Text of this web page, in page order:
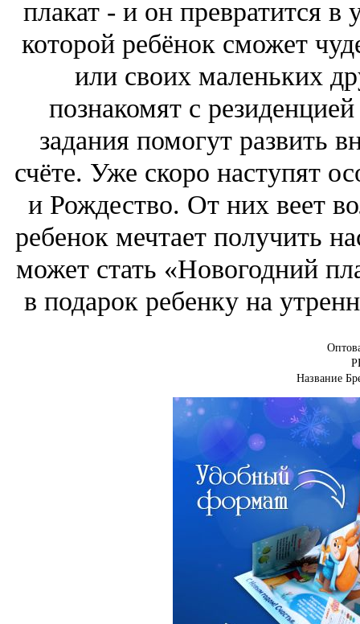
плакат - и он превратится в
которой ребёнок сможет
или своих маленьких
познакомят с
задания помогут развить
счёте. Уже скоро наступят
и Рождество. От них веет
ребенок мечтает получить
может стать «Новогодний
в подарок ребенку на
Название